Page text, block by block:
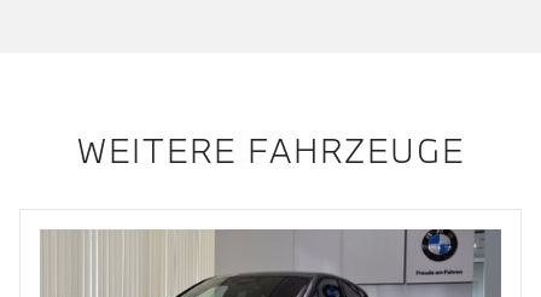
WEITERE FAHRZEUGE